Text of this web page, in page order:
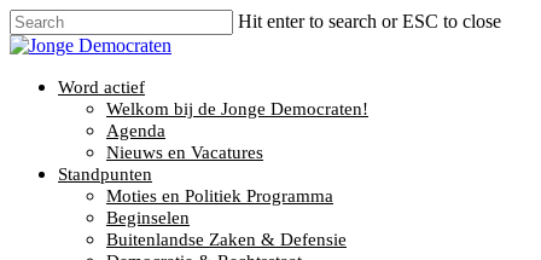
Hit enter to search or ESC to close
Word actief
Welkom bij de Jonge Democraten!
Agenda
Nieuws en Vacatures
Standpunten
Moties en Politiek Programma
Beginselen
Buitenlandse Zaken & Defensie